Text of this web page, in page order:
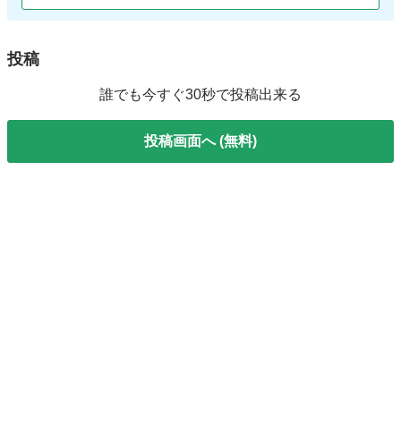
投稿
誰でも今すぐ30秒で投稿出来る
投稿画面へ (無料)